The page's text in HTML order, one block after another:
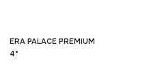
ERA PALACE PREMIUM
4*